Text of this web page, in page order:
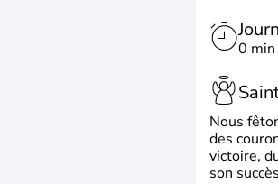
0 min
Nous
des
victoire,
son